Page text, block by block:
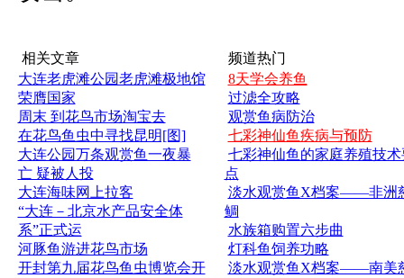
相关文章
大连老虎滩公园老虎滩极地馆
荣膺国家
周末 到花鸟市场淘宝去
在花鸟鱼虫中寻找昆明[图]
大连公园万条观赏鱼一夜暴
亡 疑被人投
大连海味网上拉客
“大连－北京水产品安全体
系”正式运
河豚鱼游进花鸟市场
开封第九届花鸟鱼虫博览会开
频道热门
8天学会养鱼
过滤全攻略
观赏鱼病防治
七彩神仙鱼疾病与预防
七彩神仙鱼的家庭养殖技术
点
淡水观赏鱼X档案——非洲
鲷
水族箱购置六步曲
灯科鱼饲养功略
淡水观赏鱼X档案——南美